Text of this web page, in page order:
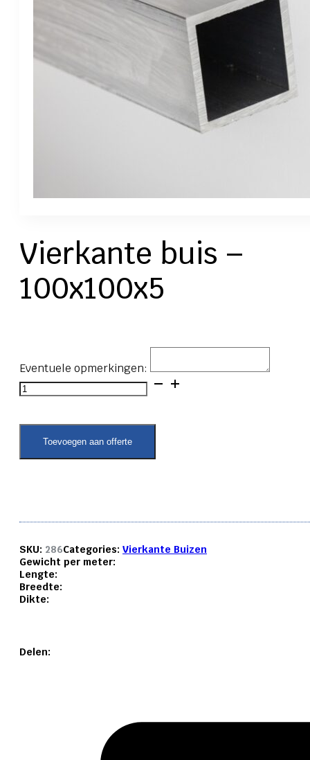
Vierkante buis –
100x100x5
Eventuele opmerkingen:
Vierkante
buis
100x100x5
aantalToevoegen aan offerte
SKU: 286Categories: Vierkante Buizen
Gewicht per meter:
Lengte:
Breedte:
Dikte:
Delen: